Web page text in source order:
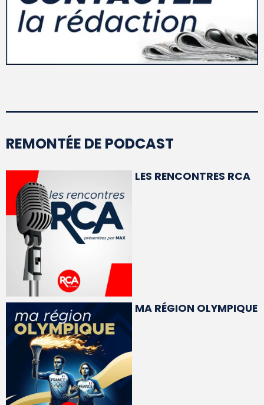
REMONTÉE DE PODCAST
LES RENCONTRES RCA
MA RÉGION OLYMPIQUE